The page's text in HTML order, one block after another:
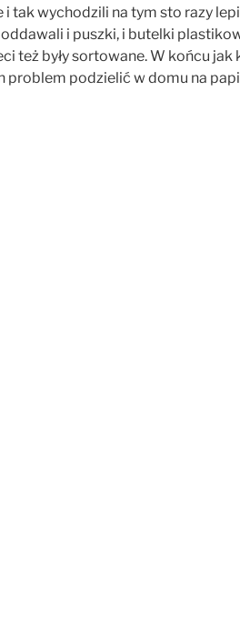
i tak wychodzili na tym sto razy
i puszki, i butelki
też były sortowane. W końcu jak
problem podzielić w domu na